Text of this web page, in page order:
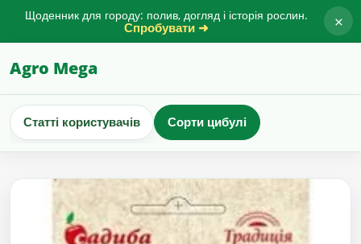
Щоденник для городу: полив, догляд і історія рослин.
Спробувати ➜ ×
Agro Mega
Статті користувачів Сорти цибулі